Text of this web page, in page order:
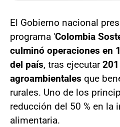
El Gobierno nacional
programa 'Colombia
culminó operaciones en
del país, tras ejecutar
agroambientales que
rurales. Uno de los
reducción del 50 % en la
alimentaria.